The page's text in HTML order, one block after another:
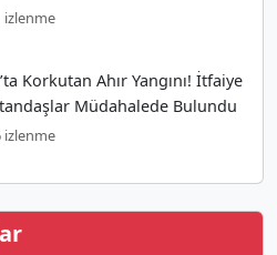
izlenme
Korkutan Ahır Yangını! İtfaiye
Müdahalede Bulundu
izlenme